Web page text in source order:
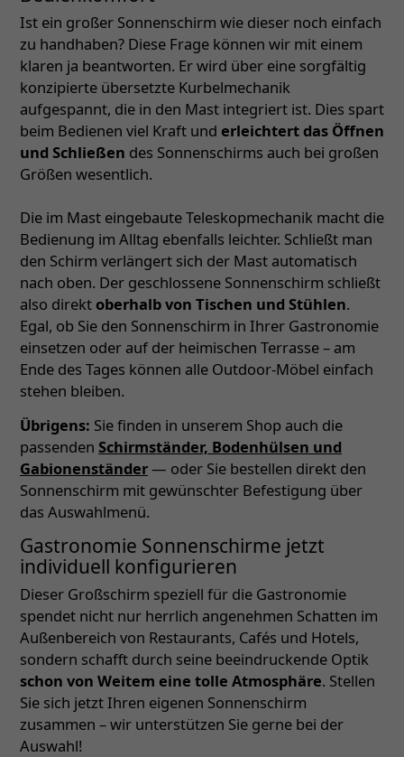
Ist ein großer Sonnenschirm wie dieser noch einfach
zu handhaben? Diese Frage können wir mit einem
klaren ja beantworten. Er wird über eine sorgfältig
konzipierte übersetzte Kurbelmechanik
aufgespannt, die in den Mast integriert ist. Dies spart
beim Bedienen viel Kraft und erleichtert das Öffnen
und Schließen des Sonnenschirms auch bei großen
Größen wesentlich.
Die im Mast eingebaute Teleskopmechanik macht die
Bedienung im Alltag ebenfalls leichter. Schließt man
den Schirm verlängert sich der Mast automatisch
nach oben. Der geschlossene Sonnenschirm schließt
also direktoberhalb von Tischen und Stühlen.
Egal, ob Sie den Sonnenschirm in Ihrer Gastronomie
einsetzen oder auf der heimischen Terrasse – am
Ende des Tages können alle Outdoor-Möbel einfach
stehen bleiben.
Übrigens: Sie finden in unserem Shop auch die
passenden Schirmständer, Bodenhülsen und
Gabionenständer— oder Sie bestellen direkt den
Sonnenschirm mit gewünschter Befestigung über
das Auswahlmenü.
Gastronomie Sonnenschirme jetzt
individuell konfigurieren
Dieser Großschirm speziell für die Gastronomie
spendet nicht nur herrlich angenehmen Schatten im
Außenbereich von Restaurants, Cafés und Hotels,
sondern schafft durch seine beeindruckende Optik
schon von Weitem eine tolle Atmosphäre. Stellen
Sie sich jetzt Ihren eigenen Sonnenschirm
zusammen – wir unterstützen Sie gerne bei der
Auswahl!